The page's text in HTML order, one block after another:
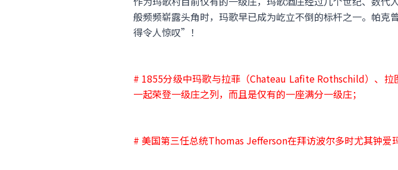
般频频崭露头角时，玛歌早已成为屹立不倒的标杆之一。帕
得令人惊叹”！
# 1855分级中玛歌与拉菲（Chateau Lafite Rothschild）、
一起荣登一级庄之列，而且是仅有的一座满分一级庄；
# 美国第三任总统Thomas Jefferson在拜访波尔多时尤其钟爱